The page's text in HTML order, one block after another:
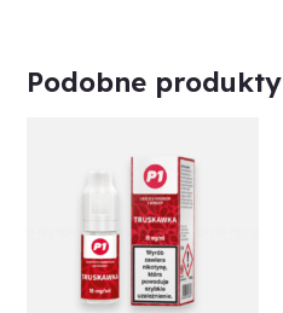
Podobne produkty